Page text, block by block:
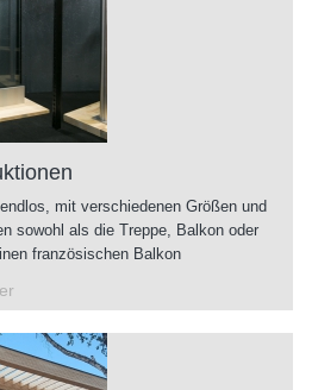
mit verschiedenen Größen und
sowohl als die Treppe, Balkon oder
französischen Balkon
werden.